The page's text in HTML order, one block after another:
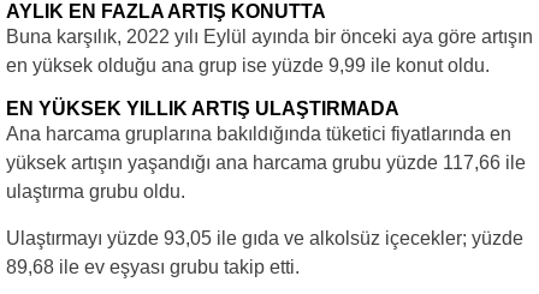
AYLIK EN FAZLA ARTIŞ KONUTTA
Buna karşılık, 2022 yılı Eylül ayında bir önceki aya göre artışın
en yüksek olduğu ana grup ise yüzde 9,99 ile konut oldu.
EN YÜKSEK YILLIK ARTIŞ ULAŞTIRMADA
Ana harcama gruplarına bakıldığında tüketici fiyatlarında en
yüksek artışın yaşandığı ana harcama grubu yüzde 117,66 ile
ulaştırma grubu oldu.
Ulaştırmayı yüzde 93,05 ile gıda ve alkolsüz içecekler; yüzde
89,68 ile ev eşyası grubu takip etti.